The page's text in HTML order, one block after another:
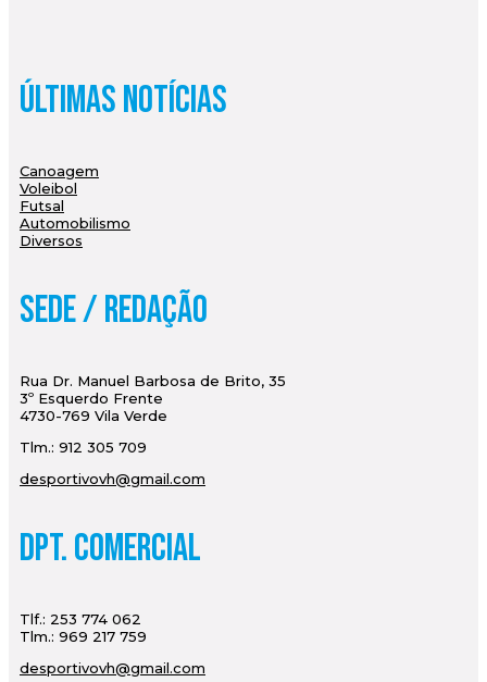
Últimas Notícias
Canoagem
Voleibol
Futsal
Automobilismo
Diversos
Sede / Redação
Rua Dr. Manuel Barbosa de Brito, 35
3º Esquerdo Frente
4730-769 Vila Verde
Tlm.: 912 305 709
desportivovh@gmail.com
Dpt. Comercial
Tlf.: 253 774 062
Tlm.: 969 217 759
desportivovh@gmail.com